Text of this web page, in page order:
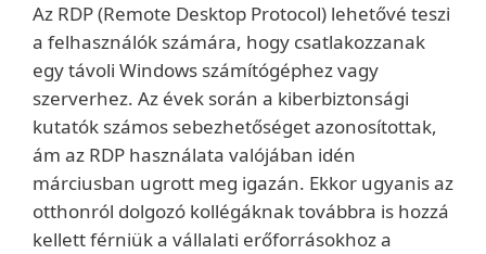
Az RDP (Remote Desktop Protocol) lehetővé teszi
a felhasználók számára, hogy csatlakozzanak
egy távoli Windows számítógéphez vagy
szerverhez. Az évek során a kiberbiztonsági
kutatók számos sebezhetőséget azonosítottak,
ám az RDP használata valójában idén
márciusban ugrott meg igazán. Ekkor ugyanis az
otthonról dolgozó kollégáknak továbbra is hozzá
kellett férniük a vállalati erőforrásokhoz a